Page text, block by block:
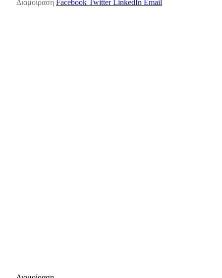
Διαμοίραση Facebook Twitter LinkedIn Email